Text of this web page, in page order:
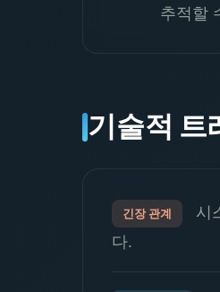
추적할
기술적 트
긴장 관계
시
다.